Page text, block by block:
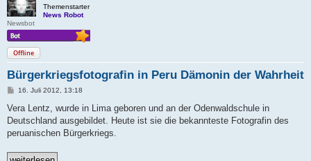
Themenstarter
News Robot
Newsbot
Offline
Bürgerkriegsfotografin in Peru Dämonin der Wahrheit
B
i
r
a
16. Juli 2012, 13:18
Vera Lentz, wurde in Lima geboren und an der Odenwaldschule in
Deutschland ausgebildet. Heute ist sie die bekannteste Fotografin des
peruanischen Bürgerkriegs.